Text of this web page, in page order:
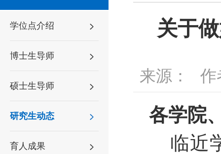
学位点介绍
博士生导师
硕士生导师
研究生动态
育人成果
关于
来源： 作
各学院
临近